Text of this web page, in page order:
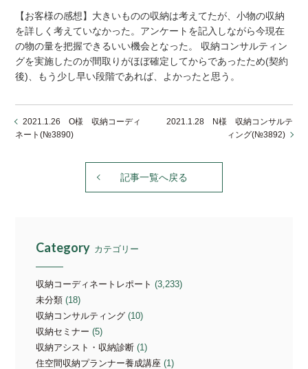
【お客様の感想】大きいものの収納は考えてたが、小物の収納
を詳しく考えていなかった。アンケートを記入しながら今現在
の物の量を把握できるいい機会となった。 収納コンサルティン
グを実施したのが間取りがほぼ確定してからであったため(契約
後)、もう少し早い段階であれば、よかったと思う。
2021.1.26 O様 収納コーディ
ネート(№3890)
2021.1.28 N様 収納コンサルテ
ィング(№3892)
記事一覧へ戻る
Category カテゴリー
収納コーディネートレポート (3,233)
未分類 (18)
収納コンサルティング (10)
収納セミナー (5)
収納アシスト・収納診断 (1)
住空間収納プランナー養成講座 (1)